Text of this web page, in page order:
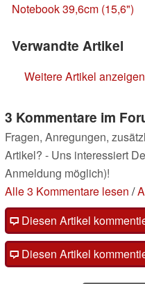
Notebook 39,6cm (15,6")
Verwandte Artikel
Weitere Artikel anzeigen
3 Kommentare im
Fragen, Anregungen,
Artikel? - Uns interessiert
Anmeldung möglich)!
Alle 3 Kommentare lesen /
Diesen Artikel
Diesen Artikel